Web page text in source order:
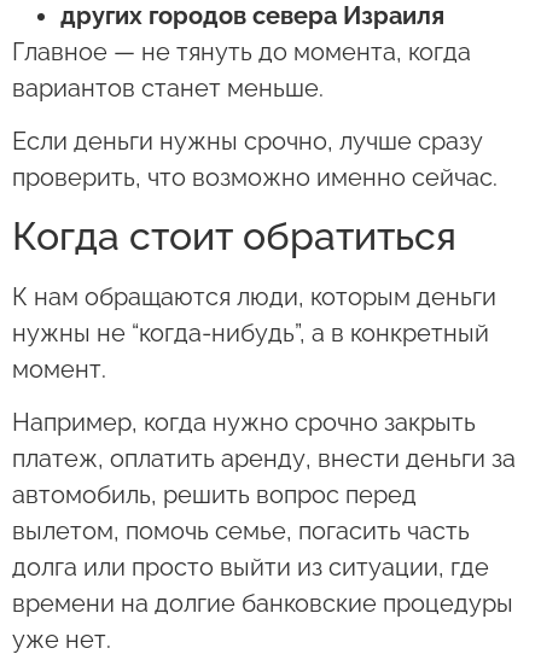
других городов севера Израиля
Главное — не тянуть до момента, когда
вариантов станет меньше.
Если деньги нужны срочно, лучше сразу
проверить, что возможно именно сейчас.
Когда стоит обратиться
К нам обращаются люди, которым деньги
нужны не “когда-нибудь”, а в конкретный
момент.
Например, когда нужно срочно закрыть
платеж, оплатить аренду, внести деньги за
автомобиль, решить вопрос перед
вылетом, помочь семье, погасить часть
долга или просто выйти из ситуации, где
времени на долгие банковские процедуры
уже нет.